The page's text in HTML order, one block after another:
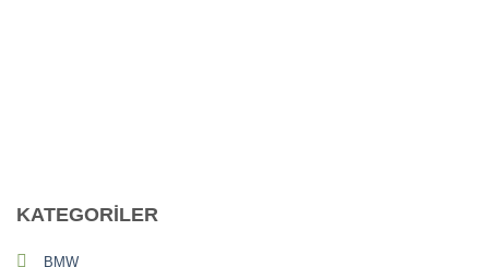
KATEGORİLER
BMW